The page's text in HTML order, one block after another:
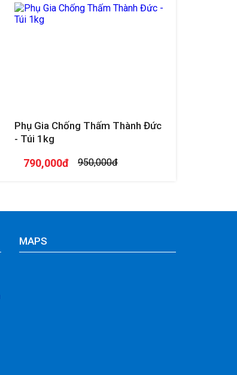
Phụ Gia Chống Thấm Thành Đức
- Túi 1kg
790,000đ 950,000đ
MAPS